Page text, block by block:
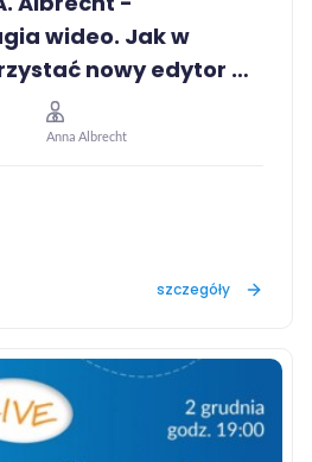
wideo. Jak w
nowy edytor w
Anna Albrecht
szczegóły